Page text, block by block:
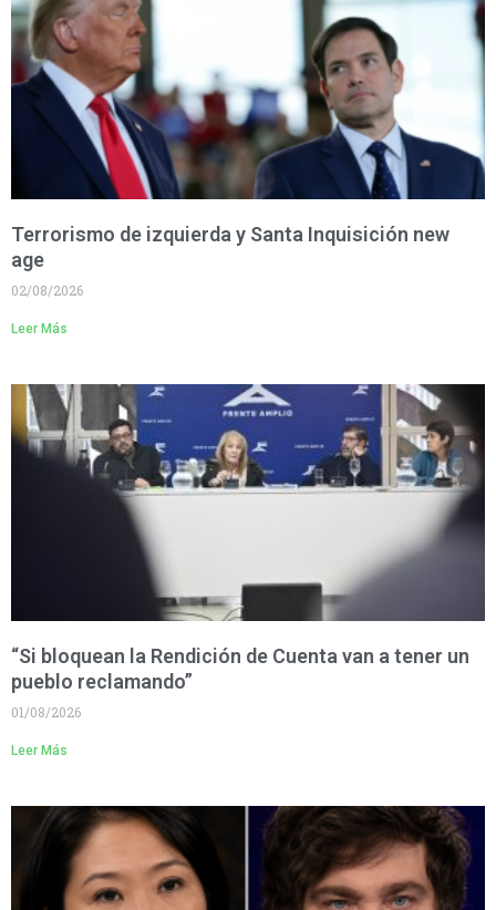
Terrorismo de izquierda y Santa Inquisición new
age
02/08/2026
Leer Más
“Si bloquean la Rendición de Cuenta van a tener un
pueblo reclamando”
01/08/2026
Leer Más